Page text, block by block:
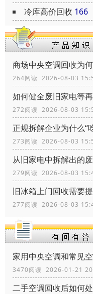
冷库高价回收 166
商场中央空调回收为
264阅读 2026-08-03
如何健全废旧家电等
272阅读 2026-08-03
正规拆解企业为什么“
273阅读 2026-08-03
从旧家电中拆解出的
279阅读 2026-08-03
旧冰箱上门回收需要
277阅读 2026-08-03
家用中央空调和常见
3470阅读 2026-01-21
二手空调回收后如何